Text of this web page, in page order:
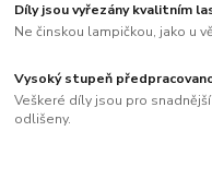
Díly jsou vyřezány kvalitním
Ne činskou lampičkou, jako u
Vysoký stupeň
Veškeré díly jsou pro
odlišeny.